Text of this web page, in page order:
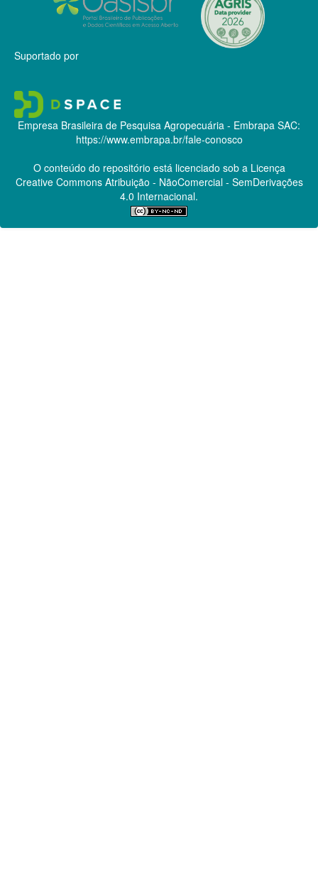
Suportado por
Empresa Brasileira de Pesquisa Agropecuária - Embrapa SAC:
https://www.embrapa.br/fale-conosco
O conteúdo do repositório está licenciado sob a Licença
Creative CommonsAtribuição - NãoComercial - SemDerivações
4.0 Internacional.